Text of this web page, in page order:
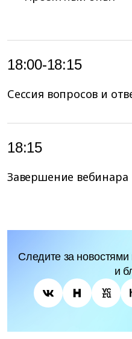
18:00-18:15
Сессия вопросов и
18:15
Завершение вебинара
Следите за новостями
и